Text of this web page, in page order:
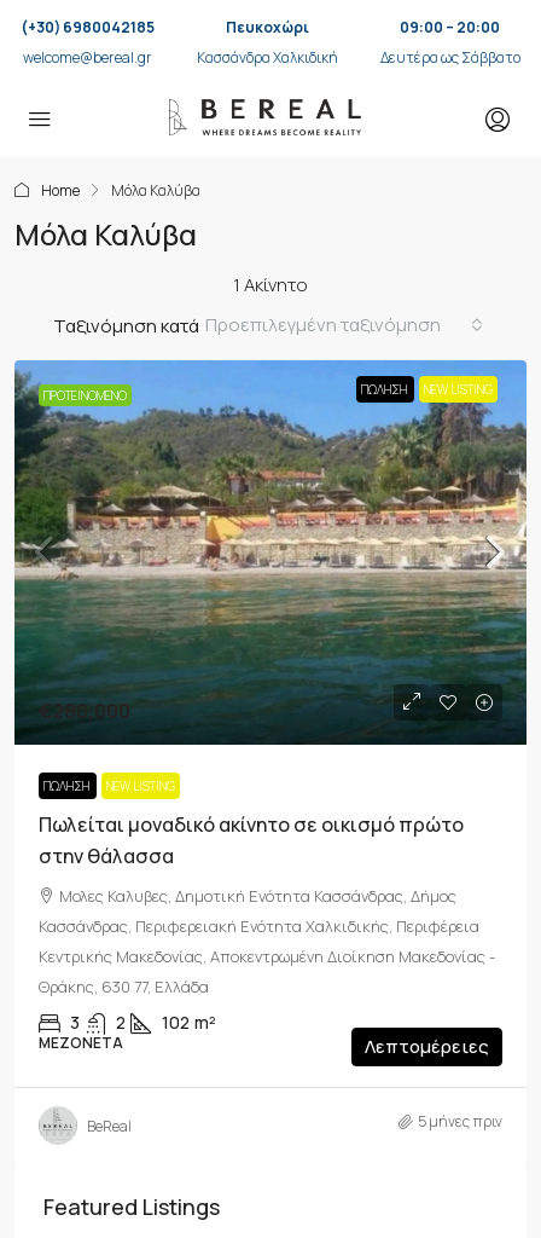
(+30) 6980042185
welcome@bereal.gr
Πευκοχώρι
Κασσάνδρα Χαλκιδική
09:00 – 20:00
Δευτέρα ως Σάββατο
Home Μόλα Καλύβα
Μόλα Καλύβα
1 Ακίνητο
Ταξινόμηση κατά Προεπιλεγμένη ταξινόμηση
ΠΡΟΤΕΙΝΌΜΕΝΟ ΠΏΛΗΣΗ NEW LISTING
€280,000
ΠΏΛΗΣΗ NEW LISTING
Πωλείται μοναδικό ακίνητο σε οικισμό πρώτο
στην θάλασσα
Μολες Καλυβες, Δημοτική Ενότητα Κασσάνδρας, Δήμος
Κασσάνδρας, Περιφερειακή Ενότητα Χαλκιδικής, Περιφέρεια
Κεντρικής Μακεδονίας, Αποκεντρωμένη Διοίκηση Μακεδονίας -
Θράκης, 630 77, Ελλάδα
3 2 102 m²
ΜΕΖΟΝΈΤΑ Λεπτομέρειες
BeReal 5 μήνες πριν
Featured Listings